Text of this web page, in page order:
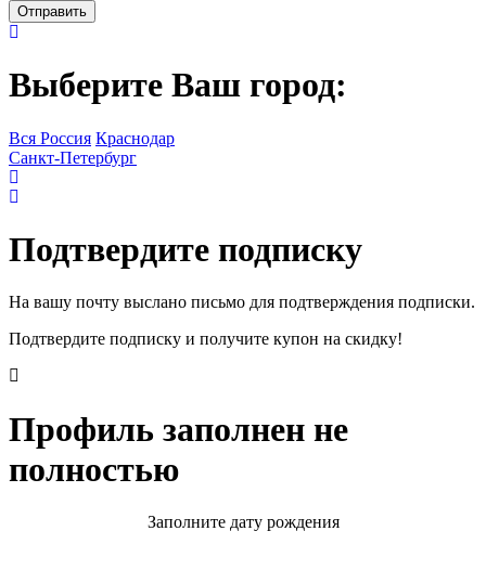
Выберите Ваш город:
Вся Россия Краснодар
Санкт-Петербург
Подтвердите подписку
На вашу почту выслано письмо для подтверждения подписки.
Подтвердите подписку и получите купон на скидку!
Профиль заполнен не
полностью
Заполните дату рождения